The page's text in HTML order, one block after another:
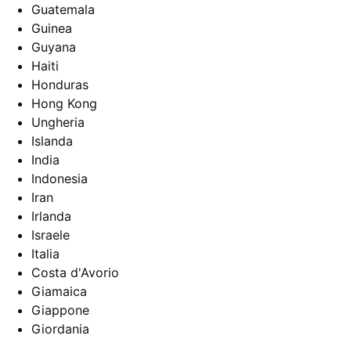
Guatemala
Guinea
Guyana
Haiti
Honduras
Hong Kong
Ungheria
Islanda
India
Indonesia
Iran
Irlanda
Israele
Italia
Costa d'Avorio
Giamaica
Giappone
Giordania